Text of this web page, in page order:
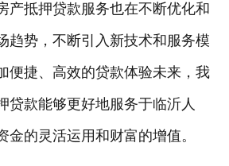
产抵押贷款服务也在不断优化和
趋势，不断引入新技术和服务模
便捷、高效的贷款体验未来，我
贷款能够更好地服务于临沂人
金的灵活运用和财富的增值。